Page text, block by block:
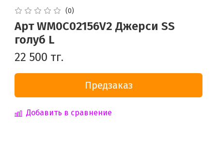
(0)
Арт WM0C02156V2 Джерси SS
голуб L
22 500 тг.
Предзаказ
Добавить в сравнение